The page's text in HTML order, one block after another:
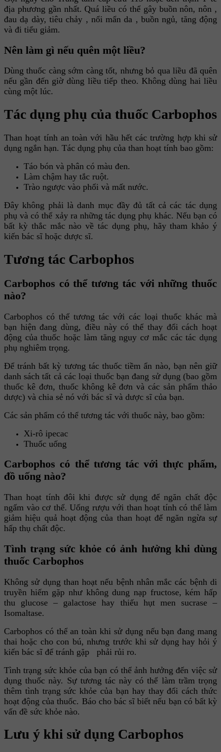
địa phương gần nhất. Quá liều có thể gây buồn nôn, nôn ,
đau dạ dày, tiêu chảy , nổi mẩn da , buồn ngủ, tăng động
và đi tiểu giảm.
Nên làm gì nếu quên một liều?
Dùng thuốc càng sớm càng tốt, nhưng bỏ qua liều đã quên
nếu gần đến giờ dùng liều tiếp theo. Không dùng hai liều
cùng một lúc.
Tác dụng phụ của thuốc Carbophos
Than hoạt tính an toàn với hầu hết các trường hợp khi sử
dụng ngắn hạn. Tác dụng phụ của than hoạt tính bao gồm:
Táo bón và phân có màu đen.
Làm chậm hay tắc ruột.
Trào ngược vào phổi và mất nước.
Đây không phải là danh mục đầy đủ tất cả các tác dụng
phụ và có thể xảy ra những tác dụng phụ khác. Nếu bạn có
bất kỳ thắc mắc nào về tác dụng phụ, hãy tham khảo ý
kiến bác sĩ hoặc dược sĩ.
Tương tác Carbophos
Carbophos có thể tương tác với những thuốc
nào?
Carbophos có thể tương tác với các loại thuốc khác mà
bạn hiện đang dùng, điều này có thể thay đổi cách hoạt
động của thuốc hoặc làm tăng nguy cơ mắc các tác dụng
phụ nghiêm trọng.
Để tránh bất kỳ tương tác thuốc tiềm ẩn nào, bạn nên giữ
danh sách tất cả các loại thuốc bạn đang sử dụng (bao gồm
thuốc kê đơn, thuốc không kê đơn và các sản phẩm thảo
dược) và chia sẻ nó với bác sĩ và dược sĩ của bạn.
Các sản phẩm có thể tương tác với thuốc này, bao gồm:
Xi-rô ipecac
Thuốc uống
Carbophos có thể tương tác với thực phẩm,
đồ uống nào?
Than hoạt tính đôi khi được sử dụng để ngăn chất độc
ngấm vào cơ thể. Uống rượu với than hoạt tính có thể làm
giảm hiệu quả hoạt động của than hoạt để ngăn ngừa sự
hấp thụ chất độc.
Tình trạng sức khỏe có ảnh hưởng khi dùng
thuốc Carbophos
Không sử dụng than hoạt nếu bệnh nhân mắc các bệnh di
truyền hiếm gặp như không dung nạp fructose, kém hấp
thu glucose – galactose hay thiếu hụt men sucrase –
Isomaltase.
Carbophos có thể an toàn khi sử dụng nếu bạn đang mang
thai hoặc cho con bú, nhưng trước khi sử dụng hay hỏi ý
kiến bác sĩ để tránh gặp phải rủi ro.
Tình trạng sức khỏe của bạn có thể ảnh hưởng đến việc sử
dụng thuốc này. Sự tương tác này có thể làm trầm trọng
thêm tình trạng sức khỏe của bạn hay thay đổi cách thức
hoạt động của thuốc. Báo cho bác sĩ biết nếu bạn có bất kỳ
vấn đề sức khỏe nào.
Lưu ý khi sử dụng Carbophos